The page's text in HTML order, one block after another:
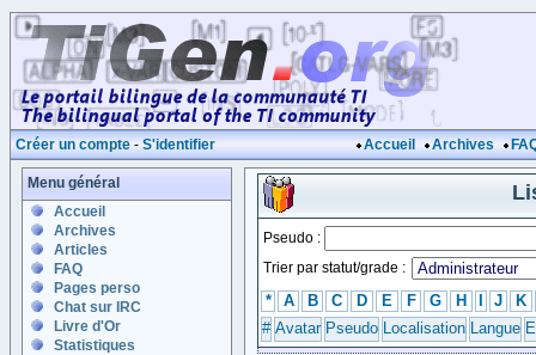
Créer un compte - S'identifier Accueil Archives
Menu général
Accueil
Archives
Articles
FAQ
Pages perso
Chat sur IRC
Livre d'Or
Statistiques
Pseudo :
Trier par statut/grade :
* A B C D E F G H J
K
# Avatar Pseudo Localisation Langue